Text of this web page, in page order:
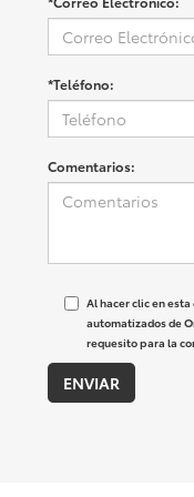
*Teléfono:
Comentarios:
Al hacer clic en
automatizados de
requesito para la